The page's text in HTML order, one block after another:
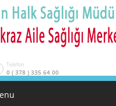
Telefon
0 ( 378 ) 335 64 00